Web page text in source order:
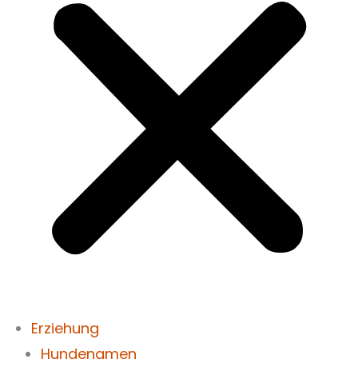
Erziehung
Hundenamen